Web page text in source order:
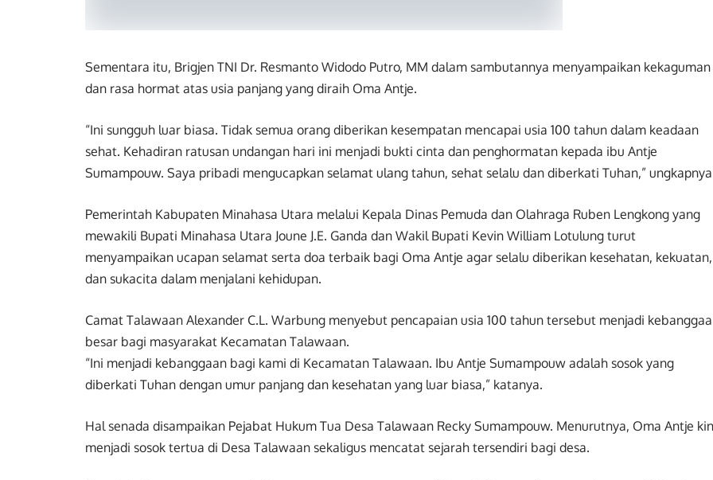
Sementara itu, Brigjen TNI Dr. Resmanto Widodo Putro, MM dalam sambutannya menyampaikan kekaguman
dan rasa hormat atas usia panjang yang diraih Oma Antje.
“Ini sungguh luar biasa. Tidak semua orang diberikan kesempatan mencapai usia 100 tahun dalam keadaan
sehat. Kehadiran ratusan undangan hari ini menjadi bukti cinta dan penghormatan kepada ibu Antje
Sumampouw. Saya pribadi mengucapkan selamat ulang tahun, sehat selalu dan diberkati Tuhan,”
Pemerintah Kabupaten Minahasa Utara melalui Kepala Dinas Pemuda dan Olahraga Ruben Lengkong yang
mewakili Bupati Minahasa Utara Joune J.E. Ganda dan Wakil Bupati Kevin William Lotulung turut
menyampaikan ucapan selamat serta doa terbaik bagi Oma Antje agar selalu diberikan kesehatan, kekuatan,
dan sukacita dalam menjalani kehidupan.
Camat Talawaan Alexander C.L. Warbung menyebut pencapaian usia 100 tahun tersebut menjadi
besar bagi masyarakat Kecamatan Talawaan.
“Ini menjadi kebanggaan bagi kami di Kecamatan Talawaan. Ibu Antje Sumampouw adalah sosok yang
diberkati Tuhan dengan umur panjang dan kesehatan yang luar biasa,” katanya.
Hal senada disampaikan Pejabat Hukum Tua Desa Talawaan Recky Sumampouw. Menurutnya, Oma Antje
menjadi sosok tertua di Desa Talawaan sekaligus mencatat sejarah tersendiri bagi desa.